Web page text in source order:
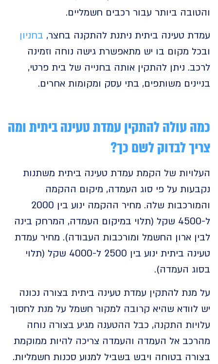
ביותר עבור רכבים חשמליים.
טעינה ביתית ניתנת להתקנה בחצר,בחניון
מקום בו יש מתאפשרת גישה נוחה וזמינה
ניתן להתקין אותה בחנייה של בית פרטי,
משותפים, בתי עסק ומקומות אחרים.
עולה להתקין עמדת טעינה ביתית ומה
לבדוק לשם כך?
של הקמת עמדת טעינה ביתית משתנות
על פי סוג העמדה, מיקום ההקמה
והמורכבות שלה. מחיר ההקמה ינוע בין 2000
ל-4500 שקל (תלוי במיקום העמדה, המרחק בינה
ארון החשמל ומורכבות העבודה). מחיר עמדת
טעינה ביתית ינוע בין 2500 ל-4000 שקל (תלוי
העמדה).
להתקין עמדת טעינה ביתית בצורה נכונה
שהיא קרובה למקור חשמל על מנת לחסוך
התקנה, כבל ההטענה מגיע בצורה נוחה
אל העמדה והעמדה צריכה להיות ממוקמת
בטוחה ויבש בשביל למנוע סכנות חשמליות.